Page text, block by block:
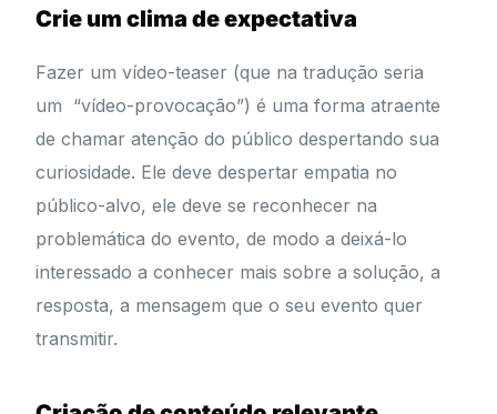
Crie um clima de expectativa
Fazer um vídeo-teaser (que na tradução seria
um “vídeo-provocação”) é uma forma atraente
de chamar atenção do público despertando sua
curiosidade. Ele deve despertar empatia no
público-alvo, ele deve se reconhecer na
problemática do evento, de modo a deixá-lo
interessado a conhecer mais sobre a solução, a
resposta, a mensagem que o seu evento quer
transmitir.